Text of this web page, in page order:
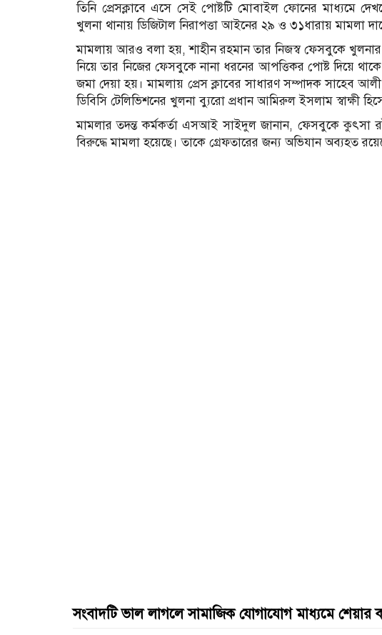
তিনি প্রেসক্লাবে এসে সেই পোষ্টটি মোবাইল ফোনের মাধ্যমে
খুলনা থানায় ডিজিটাল নিরাপত্তা আইনের ২৯ ও ৩১ধারায় মামলা
মামলায় আরও বলা হয়, শাহীন রহমান তার নিজস্ব ফেসবুকে খুলনার
নিয়ে তার নিজের ফেসবুকে নানা ধরনের আপত্তিকর পোষ্ট দিয়ে
জমা দেয়া হয়। মামলায় প্রেস ক্লাবের সাধারণ সম্পাদক সাহেব
ডিবিসি টেলিভিশনের খুলনা ব্যুরো প্রধান আমিরুল ইসলাম স্বাক্ষী
মামলার তদন্ত কর্মকর্তা এসআই সাইদুল জানান, ফেসবুকে কুৎসা
বিরুদ্ধে মামলা হয়েছে। তাকে গ্রেফতারের জন্য অভিযান অব্যহত
সংবাদটি ভাল লাগলে সামাজিক যোগাযোগ মাধ্যমে শেয়ার